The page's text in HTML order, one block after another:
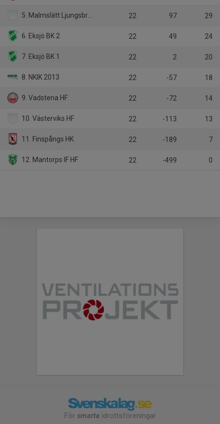
5. Malmslätt Ljungsbro HF 22 97 29
6. Eksjö BK 2 22 49 24
7. Eksjö BK 1 22 2 20
8. NKIK 2013 22 -57 18
9. Vadstena HF 22 -72 14
10. Västerviks HF 22 -113 13
11. Finspångs HK 22 -189 7
12. Mantorps IF HF 22 -499 0
För smarta idrottsföreningar